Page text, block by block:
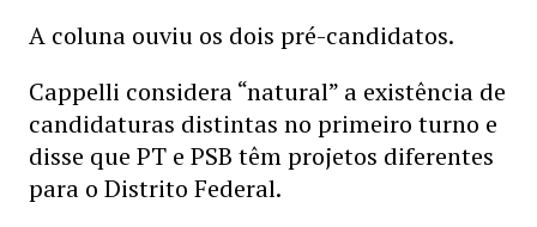
A coluna ouviu os dois pré-candidatos.
Cappelli considera “natural” a existência de
candidaturas distintas no primeiro turno e
disse que PT e PSB têm projetos diferentes
para o Distrito Federal.